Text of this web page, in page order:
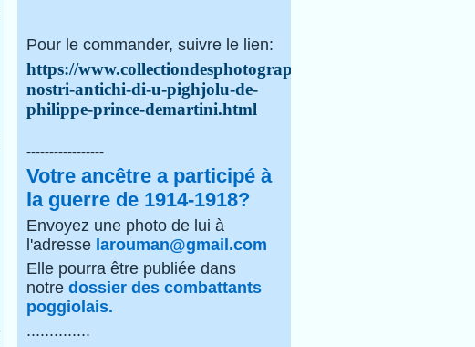
Pour le commander, suivre le lien:
https://www.collectiondesphotographes.com/i-
nostri-antichi-di-u-pighjolu-de-
philippe-prince-demartini.html
-----------------
Votre ancêtre a participé à
la guerre de 1914-1918?
Envoyez une photo de lui à
l'adresse larouman@gmail.com
Elle pourra être publiée dans
notre dossier des combattants
poggiolais.
..............